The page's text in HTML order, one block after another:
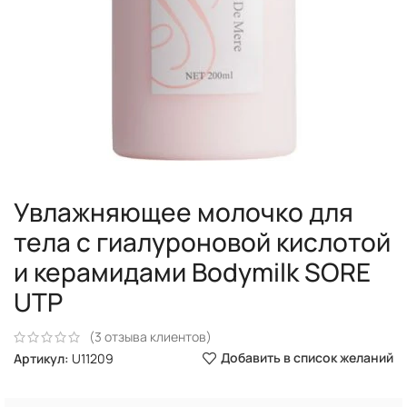
Увлажняющее молочко для
тела с гиалуроновой кислотой
и керамидами Bodymilk SORE
UTP
(3 отзыва клиентов)
Артикул: U11209 Добавить в список желаний